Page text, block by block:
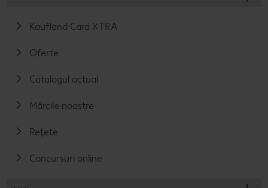
Kaufland Card XTRA
Oferte
Catalogul actual
Mărcile noastre
Rețete
Concursuri online